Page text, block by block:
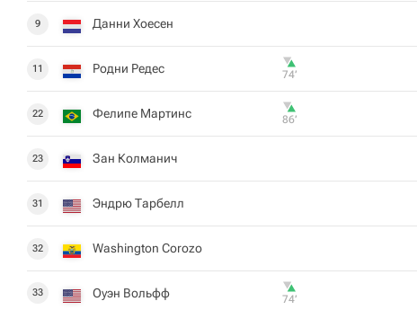
9 Данни Хоесен
11 Родни Редес 74‎’‎
22 Фелипе Мартинс 86‎’‎
23 Зан Колманич
31 Эндрю Тарбелл
32 Washington Corozo
33 Оуэн Вольфф 74‎’‎